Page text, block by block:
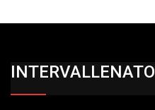
INTERVALLENATO